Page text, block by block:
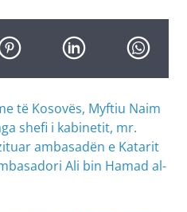
të Kosovës, Myftiu Naim
shefi i kabinetit, mr.
ambasadën e Katarit
Ali bin Hamad al-